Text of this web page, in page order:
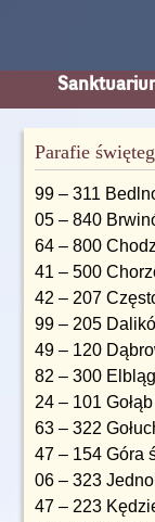
Parafie
99 – 311
05 – 840
64 – 800
41 – 500
42 – 207
99 – 205
49 – 120
82 – 300
24 – 101
63 – 322
47 – 154 Góra
06 – 323
47 – 223